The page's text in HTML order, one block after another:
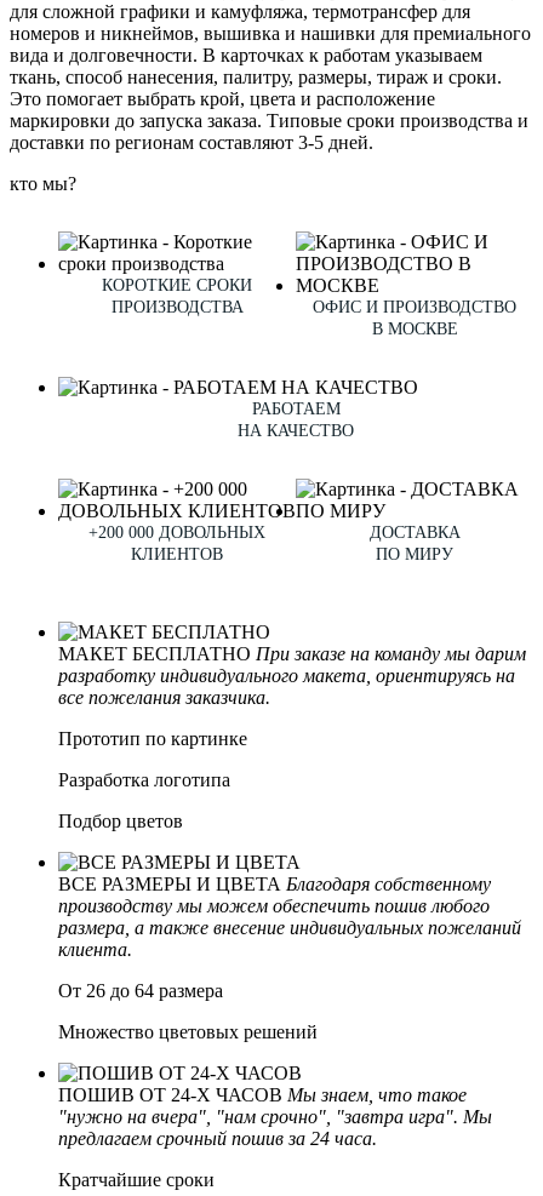
для сложной графики и камуфляжа, термотрансфер для
номеров и никнеймов, вышивка и нашивки для премиального
вида и долговечности. В карточках к работам указываем
ткань, способ нанесения, палитру, размеры, тираж и сроки.
Это помогает выбрать крой, цвета и расположение
маркировки до запуска заказа. Типовые сроки производства и
доставки по регионам составляют 3-5 дней.
кто мы?
КОРОТКИЕ СРОКИ
ПРОИЗВОДСТВА
ОФИС И ПРОИЗВОДСТВО
В МОСКВЕ
РАБОТАЕМ
НА КАЧЕСТВО
+200 000 ДОВОЛЬНЫХ
КЛИЕНТОВ
ДОСТАВКА
ПО МИРУ
МАКЕТ БЕСПЛАТНО При заказе на команду мы дарим
разработку индивидуального макета, ориентируясь на
все пожелания заказчика.
Прототип по картинке
Разработка логотипа
Подбор цветов
ВСЕ РАЗМЕРЫ И ЦВЕТА Благодаря собственному
производству мы можем обеспечить пошив любого
размера, а также внесение индивидуальных пожеланий
клиента.
От 26 до 64 размера
Множество цветовых решений
ПОШИВ ОТ 24-Х ЧАСОВ Мы знаем, что такое
"нужно на вчера", "нам срочно", "завтра игра". Мы
предлагаем срочный пошив за 24 часа.
Кратчайшие сроки